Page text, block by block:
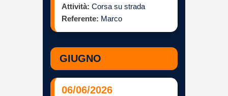
Attività: Corsa su strada
Referente: Marco
GIUGNO
06/06/2026